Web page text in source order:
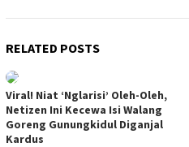
RELATED POSTS
Viral! Niat ‘Nglarisi’ Oleh-Oleh,
Netizen Ini Kecewa Isi Walang
Goreng Gunungkidul Diganjal
Kardus